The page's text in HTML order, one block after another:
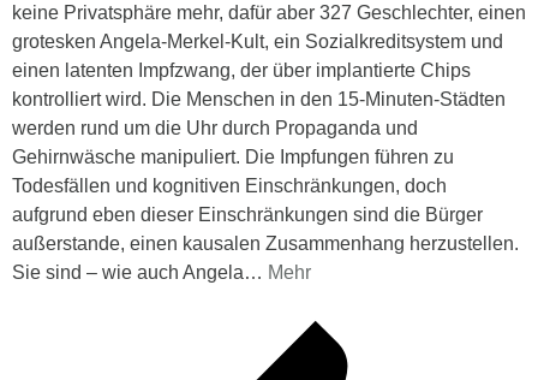
keine Privatsphäre mehr, dafür aber 327 Geschlechter, einen
grotesken Angela-Merkel-Kult, ein Sozialkreditsystem und
einen latenten Impfzwang, der über implantierte Chips
kontrolliert wird. Die Menschen in den 15-Minuten-Städten
werden rund um die Uhr durch Propaganda und
Gehirnwäsche manipuliert. Die Impfungen führen zu
Todesfällen und kognitiven Einschränkungen, doch
aufgrund eben dieser Einschränkungen sind die Bürger
außerstande, einen kausalen Zusammenhang herzustellen.
Sie sind – wie auch Angela… Mehr